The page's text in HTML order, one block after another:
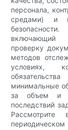
персонала,
средами) и
включающий
проверку
методов
условиях,
минимальные
за объем и
последствий
Рассмотрите